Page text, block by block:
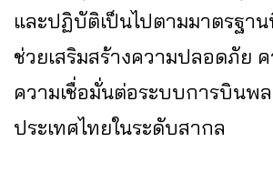
และปฏิบัติเป็นไปตามมาตรฐา
ช่วยเสริมสร้างความปลอดภัย
ความเชื่อมั่นต่อระบบการบินพล
ประเทศไทยในระดับสากล